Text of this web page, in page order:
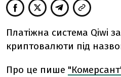
Платіжна система Qiwi
криптовалюти під
Про це пише